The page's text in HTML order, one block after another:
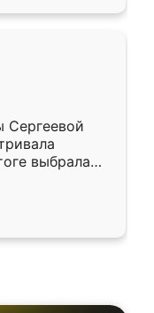
Сергеевой
выбрала
потом
объяснил
срок, с
место без
осталась
как и ожидала.